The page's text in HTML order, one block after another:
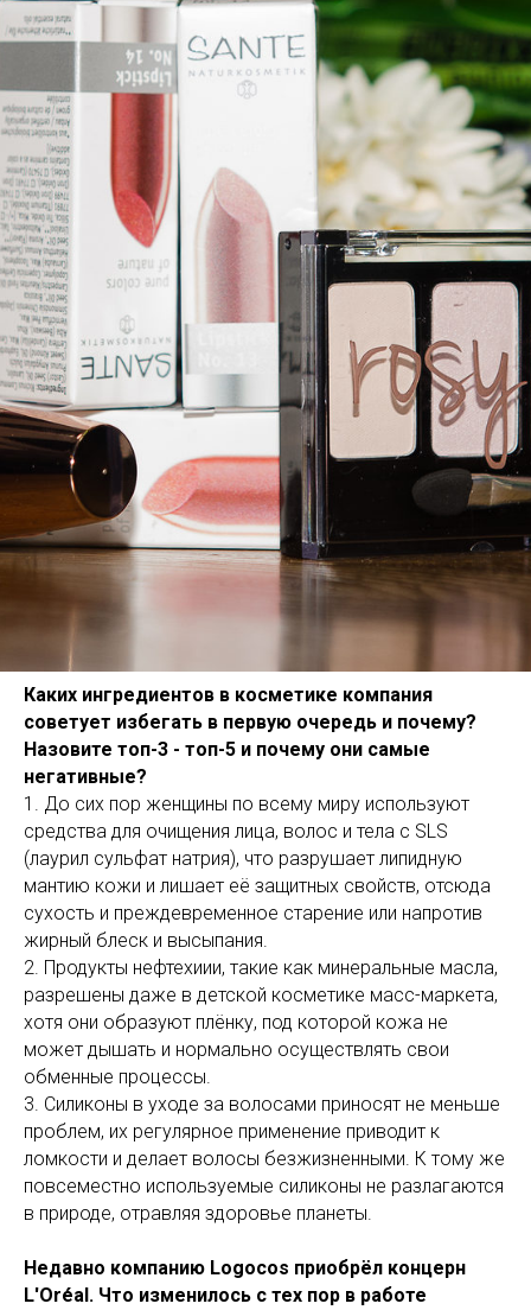
Каких ингредиентов в косметике компания
советует избегать в первую очередь и почему?
Назовите топ-3 - топ-5 и почему они самые
негативные?
1. До сих пор женщины по всему миру используют
средства для очищения лица, волос и тела с SLS
(лаурил сульфат натрия), что разрушает липидную
мантию кожи и лишает её защитных свойств, отсюда
сухость и преждевременное старение или напротив
жирный блеск и высыпания.
2. Продукты нефтехиии, такие как минеральные масла,
разрешены даже в детской косметике масс-маркета,
хотя они образуют плёнку, под которой кожа не
может дышать и нормально осуществлять свои
обменные процессы.
3. Силиконы в уходе за волосами приносят не меньше
проблем, их регулярное применение приводит к
ломкости и делает волосы безжизненными. К тому же
повсеместно используемые силиконы не разлагаются
в природе, отравляя здоровье планеты.
Недавно компанию Logocos приобрёл концерн
L'Oréal. Что изменилось с тех пор в работе